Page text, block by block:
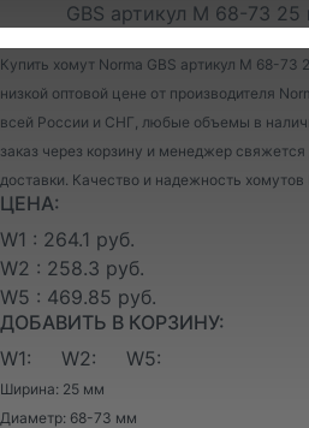
GBS артикул M 68-73
Купить хомут Norma GBS артикул M 68-73
низкой оптовой цене от производителя
всей России и СНГ, любые объемы в
заказ через корзину и менеджер
доставки. Качество и надежность
ЦЕНА:
W1 : 264.1 руб.
W2 : 258.3 руб.
W5 : 469.85 руб.
ДОБАВИТЬ В КОРЗИНУ:
W1:
W2: W5:
Ширина: 25 мм
Диаметр: 68-73 мм